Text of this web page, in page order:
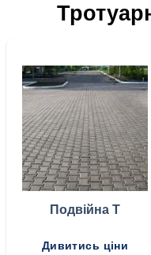
Подвійна Т
Дивитись ціни